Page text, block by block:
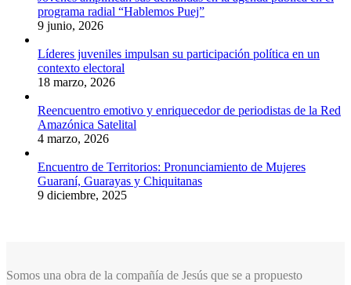
programa radial “Hablemos Puej”
9 junio, 2026
Líderes juveniles impulsan su participación política en un
contexto electoral
18 marzo, 2026
Reencuentro emotivo y enriquecedor de periodistas de la Red
Amazónica Satelital
4 marzo, 2026
Encuentro de Territorios: Pronunciamiento de Mujeres
Guaraní, Guarayas y Chiquitanas
9 diciembre, 2025
Somos una obra de la compañía de Jesús que se a propuesto